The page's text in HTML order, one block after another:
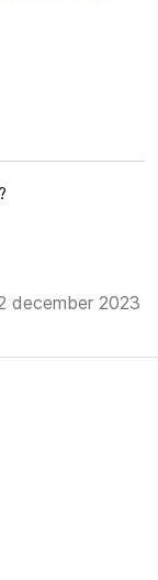
december 2023